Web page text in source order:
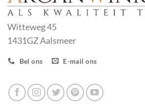
Witteweg 45
1431GZ Aalsmeer
Bel ons E-mail ons